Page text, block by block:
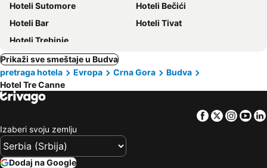
Hoteli Sutomore
Hoteli Bečići
Hoteli Bar
Hoteli Tivat
Hoteli Trebinje
Prikaži sve smeštaje u Budva
pretraga hotela
Evropa Crna Gora
Budva
Hotel Tre Canne
Facebook
Twitter
Izaberi svoju zemlju
Dodaj na Google